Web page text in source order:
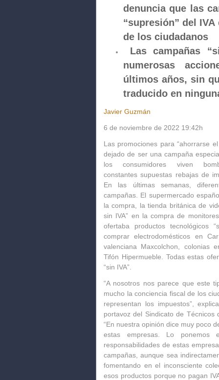
denuncia que las
“supresión” del
de los ciudadanos
Las campañas
numerosas
últimos años, sin
traducido en
Javier Guzmán
6 de noviembre de 2022 19:42h
Las promociones para “ahorrarse
dejado de ser una campaña
los consumidores viven
constantessupuestas rebajas de
En las últimas semanas,
campañas. El supermercado
la compra, la tienda británica de
sin IVA” en la compra de
ofertaba productos tecnológicos
comprar electrodomésticos en
valenciana Maxcolchon, colonias
Tifón Hipermueble. Todas estas
“sin IVA”.
“A nosotros nos parece que este
mucho la conciencia fiscal de los
representan los impuestos”,
portavoz del Sindicato de
“En nuestra opinión dice muy poco
estas empresas. Lo
responsabilidades de estas
campañas, aunque sea
fomentando en el inconsciente
esos productos porque no pagan